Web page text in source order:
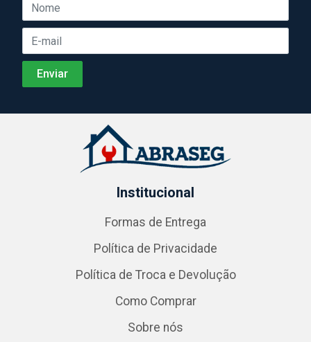
Institucional
Formas de Entrega
Política de Privacidade
Política de Troca e Devolução
Como Comprar
Sobre nós